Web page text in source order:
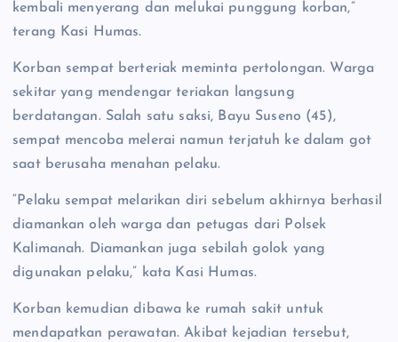
kembali menyerang dan melukai punggung korban,”
terang Kasi Humas.
Korban sempat berteriak meminta pertolongan. Warga
sekitar yang mendengar teriakan langsung
berdatangan. Salah satu saksi, Bayu Suseno (45),
sempat mencoba melerai namun terjatuh ke dalam got
saat berusaha menahan pelaku.
“Pelaku sempat melarikan diri sebelum akhirnya berhasil
diamankan oleh warga dan petugas dari Polsek
Kalimanah. Diamankan juga sebilah golok yang
digunakan pelaku,” kata Kasi Humas.
Korban kemudian dibawa ke rumah sakit untuk
mendapatkan perawatan. Akibat kejadian tersebut,